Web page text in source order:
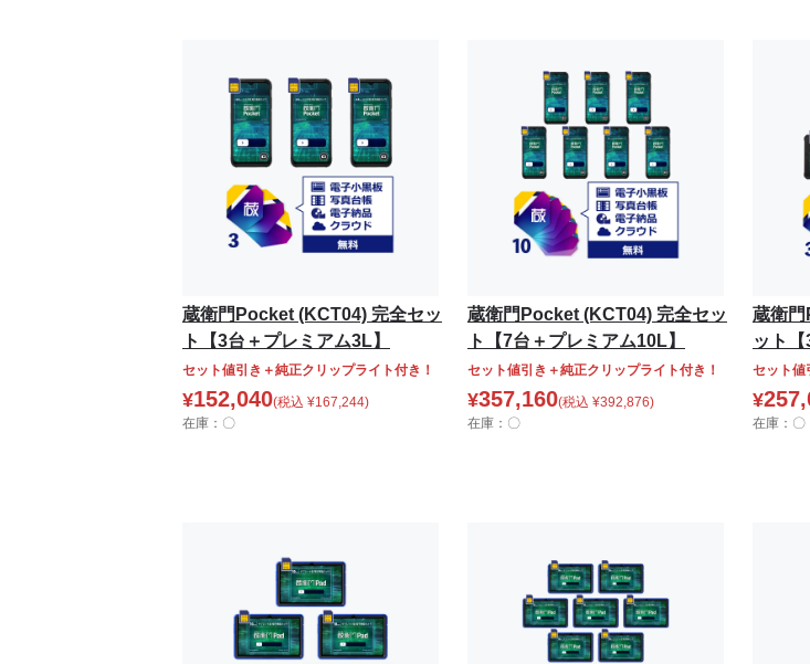
蔵衛門Pocket (KCT04) 完全セッ
ト【3台＋プレミアム3L】
セット値引き＋純正クリップライト付き！
¥152,040(税込 ¥167,244)
在庫：〇
蔵衛門Pocket (KCT04) 完全セッ
ト【7台＋プレミアム10L】
セット値引き＋純正クリップライト付き！
¥357,160(税込 ¥392,876)
在庫：〇
蔵衛門
ット【
セット値
¥
在庫：〇